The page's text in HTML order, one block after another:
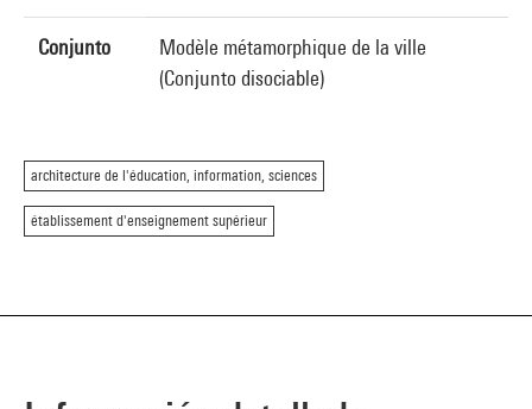
Conjunto
Modèle métamorphique de la ville
(Conjunto disociable)
architecture de l'éducation, information, sciences
établissement d'enseignement supérieur